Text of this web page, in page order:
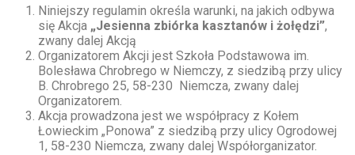
Niniejszy regulamin określa warunki, na jakich odbywa
się Akcja „Jesienna zbiórka kasztanów i żołędzi”,
zwany dalej Akcją
Organizatorem Akcji jest Szkoła Podstawowa im.
Bolesława Chrobrego w Niemczy, z siedzibą przy ulicy
B. Chrobrego 25, 58-230 Niemcza, zwany dalej
Organizatorem.
Akcja prowadzona jest we współpracy z Kołem
Łowieckim „Ponowa” z siedzibą przy ulicy Ogrodowej
1, 58-230 Niemcza, zwany dalej Współorganizator.